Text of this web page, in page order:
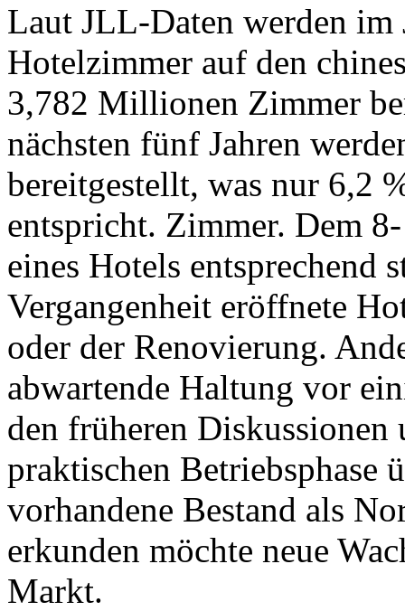
Laut JLL-Daten werden im
Hotelzimmer auf den
3,782 Millionen Zimmer
nächsten fünf Jahren
bereitgestellt, was nur 6,2
entspricht. Zimmer. Dem
eines Hotels entsprechend
Vergangenheit eröffnete
oder der Renovierung.
abwartende Haltung vor
den früheren
praktischen Betriebsphase
vorhandene Bestand als
erkunden möchte neue
Markt.